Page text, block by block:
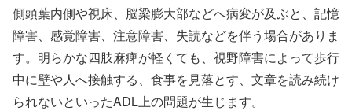
側頭葉内側や視床、脳梁膨大部などへ病変が及ぶと、記憶
障害、感覚障害、注意障害、失読などを伴う場合がありま
す。明らかな四肢麻痺が軽くても、視野障害によって歩行
中に壁や人へ接触する、食事を見落とす、文章を読み続け
られないといったADL上の問題が生じます。